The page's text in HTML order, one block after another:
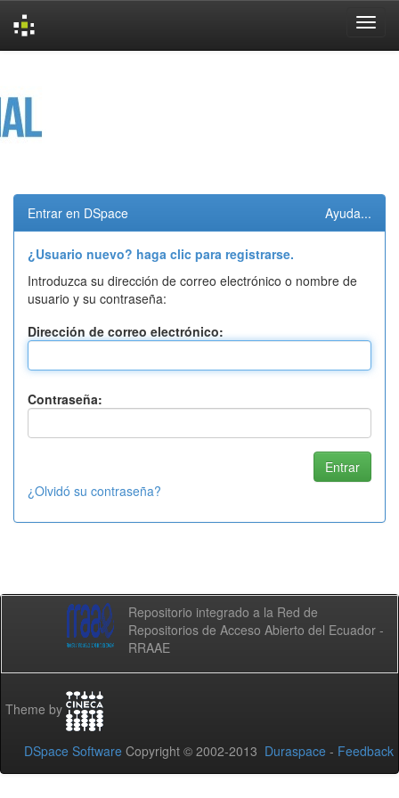
Entrar en DSpace Ayuda...
¿Usuario nuevo? haga clic para registrarse.
Introduzca su dirección de correo electrónico o nombre de
usuario y su contraseña:
Dirección de correo electrónico:
Contraseña:
¿Olvidó su contraseña?
Repositorio integrado a la Red de
Repositorios de Acceso Abierto del Ecuador -
RRAAE
Theme by
DSpace Software Copyright © 2002-2013 Duraspace - Feedback